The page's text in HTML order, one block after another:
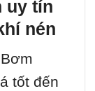
uy tín
nén
tốt đến